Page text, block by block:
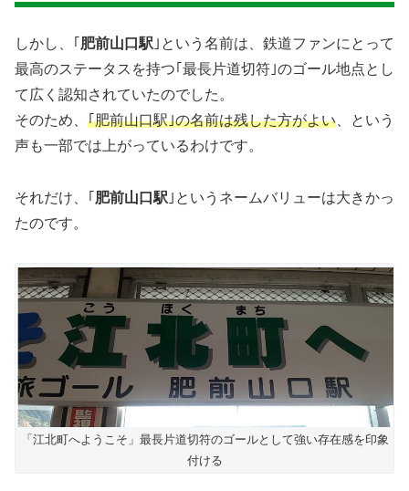
しかし、｢ 肥前山口駅 ｣という名前は、鉄道ファンにとって
最高のステータスを持つ｢最長片道切符｣のゴール地点とし
て広く認知されていたのでした。
そのため、 ｢肥前山口駅｣の名前は残した方がよい 、という
声も一部では上がっているわけです。
それだけ、｢ 肥前山口駅 ｣というネームバリューは大きかっ
たのです。
「江北町へようこそ」最長片道切符のゴールとして強い存在感を印象
付ける